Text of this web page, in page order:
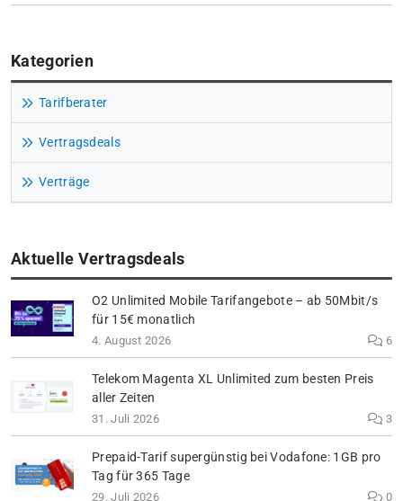
Kategorien
Tarifberater
Vertragsdeals
Verträge
Aktuelle Vertragsdeals
O2 Unlimited Mobile Tarifangebote – ab 50Mbit/s
für 15€ monatlich
4. August 2026 6
Telekom Magenta XL Unlimited zum besten Preis
aller Zeiten
31. Juli 2026 3
Prepaid-Tarif supergünstig bei Vodafone: 1GB pro
Tag für 365 Tage
29. Juli 2026 0